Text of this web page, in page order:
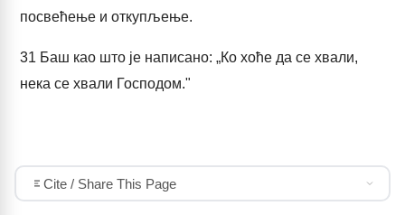
посвећење и откупљење.
31 Баш као што је написано: „Ко хоће да се хвали,
нека се хвали Господом."
Cite / Share This Page